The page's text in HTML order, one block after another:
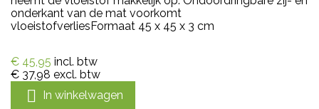
onderkant van de mat voorkomt
vloeistofverliesFormaat 45 x 45 x 3 cm
€ 45,95 incl. btw
€ 37,98 excl. btw
 In winkelwagen